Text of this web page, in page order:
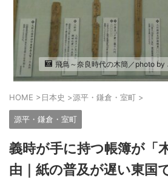
飛鳥～奈良時代の木簡／photo
HOME >日本史 >源平・鎌倉・室町 >
源平・鎌倉・室町
義時が手に持つ帳簿が「
由｜紙の普及が遅い東国